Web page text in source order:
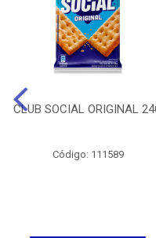
CLUB SOCIAL ORIGINAL
Código: 111589